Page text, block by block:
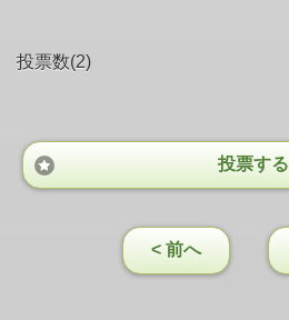
投票数(2)
投票する
< 前へ